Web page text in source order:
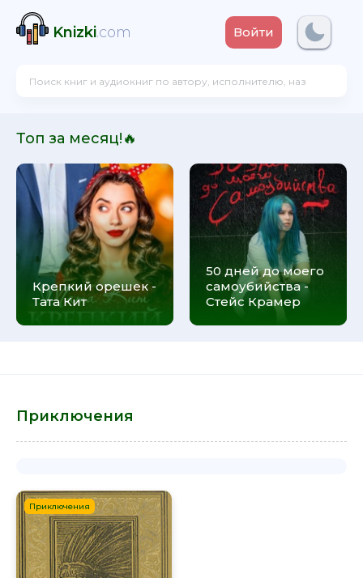
Knizki.com Войти
Топ за месяц!🔥
Крепкий орешек -
Тата Кит
50 дней до моего
самоубийства -
Стейс Крамер
Приключения
Приключения